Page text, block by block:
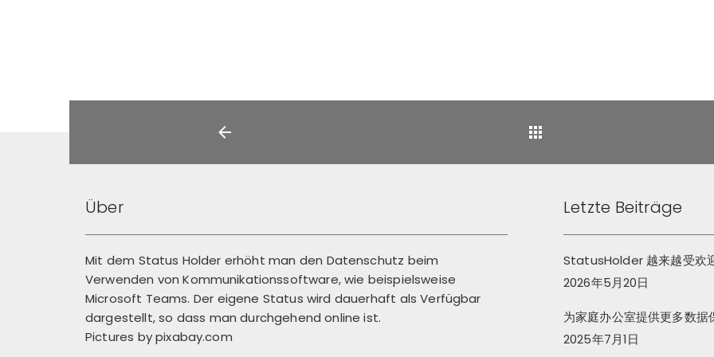
Über
Mit dem Status Holder erhöht man den Datenschutz beim
Verwenden von Kommunikationssoftware, wie beispielsweise
Microsoft Teams. Der eigene Status wird dauerhaft als Verfügbar
dargestellt, so dass man durchgehend online ist.
Pictures bypixabay.com
Letzte Beiträge
StatusHolder 越来越受欢
2026年5月20日
为家庭办公室提供更多数据
2025年7月1日